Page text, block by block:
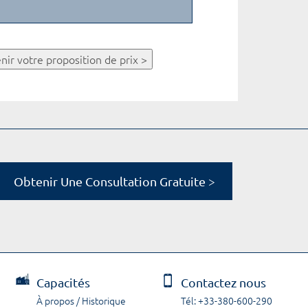
votre proposition de prix >
Obtenir Une Consultation Gratuite >
Capacités
À propos / Historique
Contactez nous
Tél: +33-380-600-290